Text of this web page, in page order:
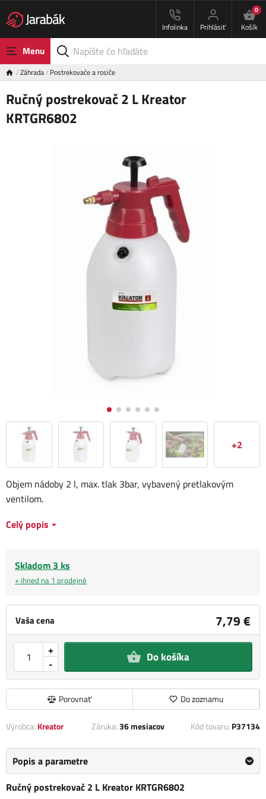
Infolinka Prihlásiť
0
Košík
Menu
Záhrada Postrekovače a rosiče
Ručný postrekovač 2 L Kreator
KRTGR6802
+2
Vaša cena 7,79 €
-
+ Do košíka
Porovnať Do zoznamu
Objem nádoby 2 l, max. tlak 3bar, vybavený pretlakovým
ventilom.
Celý popis
Skladom 3 ks
+ ihned na 1 prodejně
Výrobca: Kreator Záruka:36 mesiacov Kód tovaru: P37134
Popis a parametre
Ručný postrekovač 2 L Kreator KRTGR6802